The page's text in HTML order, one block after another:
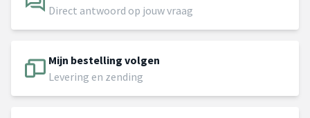
Direct antwoord op jouw vraag
Mijn bestelling volgen
Levering en zending